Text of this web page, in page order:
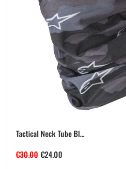
Tactical Neck Tube Bl...
€30.00 €24.00